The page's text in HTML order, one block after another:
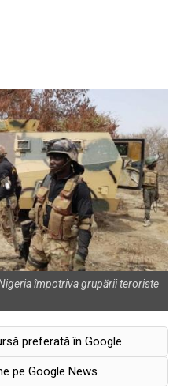
împotriva grupării teroriste
preferată în Google
pe Google News